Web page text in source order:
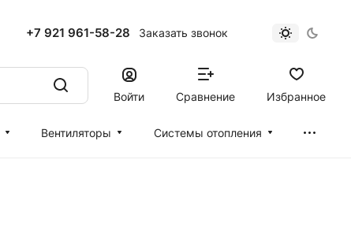
+7 921 961-58-28 Заказать звонок
Войти Сравнение Избранное
Вентиляторы Cистемы отопления